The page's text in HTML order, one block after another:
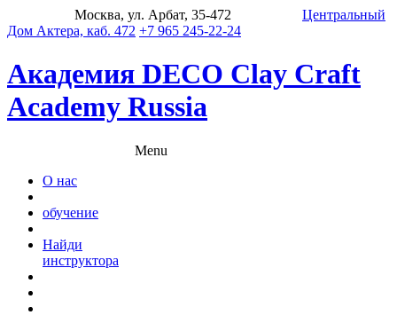
Москва, ул. Арбат, 35-472
Центральный
Дом Актера, каб. 472 +7 965 245-22-24
Академия DECO Clay Craft
Academy Russia
Menu
О нас
обучение
Найди
инструктора